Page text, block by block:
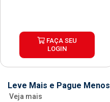
FAÇA SEU
LOGIN
Leve Mais e Pague Menos
Veja mais